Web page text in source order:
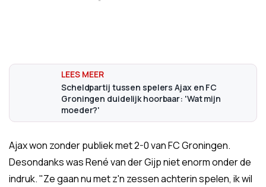
Scheldpartij tussen spelers Ajax en FC
Groningen duidelijk hoorbaar: 'Wat mijn
moeder?'
Ajax won zonder publiek met 2-0 van FC Groningen.
Desondanks was René van der Gijp niet enorm onder de
indruk. "Ze gaan nu met z'n zessen achterin spelen, ik wil